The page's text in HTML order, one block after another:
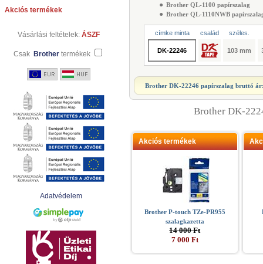
Akciós termékek
Vásárlási feltételek: ÁSZF
Csak Brother termékek
Adatvédelem
● Brother QL-1100 papírszalag
● Brother QL-1110NWB
címke minta család széles.
DK-22246 103 mm
Brother DK-22246 papírszalag bruttó
Brother DK-
Akciós termékek
Brother P-touch TZe-PR955
szalagkazetta
14 000 Ft
7 000 Ft